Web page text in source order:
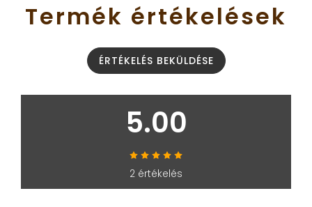
Termék értékelések
ÉRTÉKELÉS BEKÜLDÉSE
5.00
2 értékelés